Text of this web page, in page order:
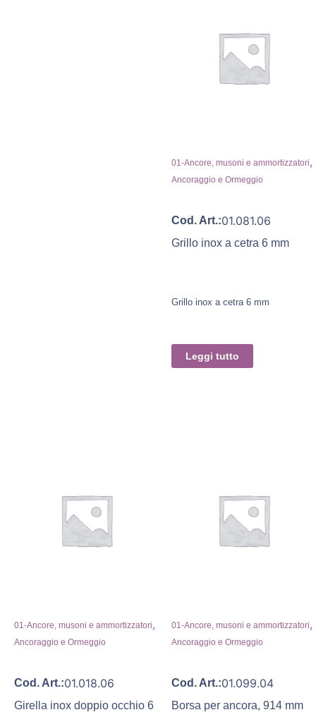
01-Ancore, musoni e ammortizzatori,
Ancoraggio e Ormeggio
Cod. Art.:01.081.06
Grillo inox a cetra 6 mm
Grillo inox a cetra 6 mm
Leggi tutto
01-Ancore, musoni e ammortizzatori,
Ancoraggio e Ormeggio
Cod. Art.:01.018.06
Girella inox doppio occhio 6
01-Ancore, musoni e ammortizzatori,
Ancoraggio e Ormeggio
Cod. Art.:01.099.04
Borsa per ancora, 914 mm